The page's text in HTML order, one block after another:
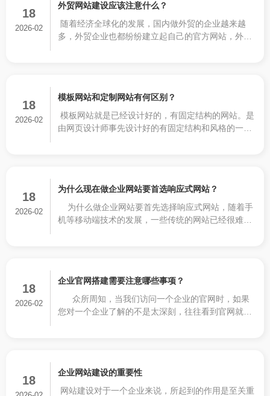
18
2026-02
外贸网站建设应该注意什么？
随着经济全球化的发展，国内做外贸的企业越来越
多，外贸企业也都纷纷建立起自己的官方网站，外贸
设的注意事项又有哪些呢？
18
2026-02
模板网站和定制网站有何区别？
模板网站就是已经设计好的，有固定结构的网站。是
由网页设计师事先设计好的有固定结构和风格的一种
18
2026-02
为什么现在做企业网站要首选响应式网站？
为什么做企业网站要首先选择响应式网站，随着手
机等移动端技术的发展，一些传统的网站已经很难满
18
2026-02
企业官网搭建需要注意哪些事项？
众所周知，当我们访问一个企业的官网时，如果
您对一个企业了解的不是太深刻，往往看到官网就会
18
企业网站建设的重要性
网站建设对于一个企业来说，所起到的作用是至关重